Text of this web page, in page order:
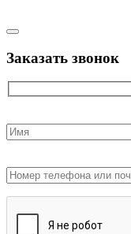
Заказать звонок